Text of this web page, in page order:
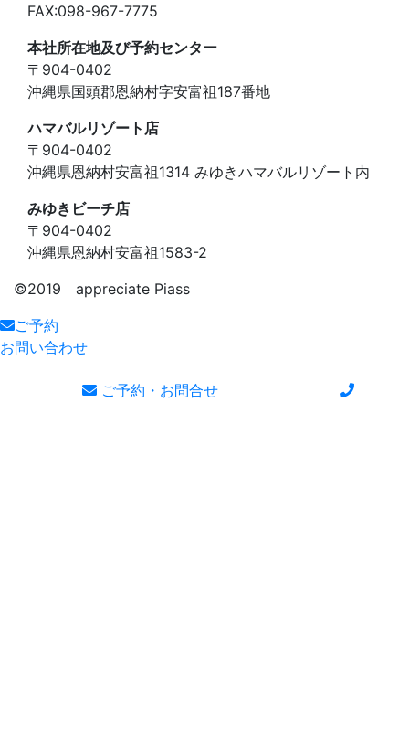
FAX:098-967-7775
本社所在地及び予約センター
〒904-0402
沖縄県国頭郡恩納村字安富祖187番地
ハマバルリゾート店
〒904-0402
沖縄県恩納村安富祖1314 みゆきハマバルリゾート内
みゆきビーチ店
〒904-0402
沖縄県恩納村安富祖1583-2
©️2019 appreciate Piass
ご予約
お問い合わせ
ご予約・お問合せ